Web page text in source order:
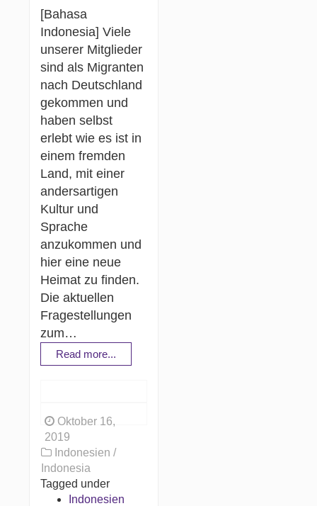
[Bahasa
Indonesia] Viele
unserer Mitglieder
sind als Migranten
nach Deutschland
gekommen und
haben selbst
erlebt wie es ist in
einem fremden
Land, mit einer
andersartigen
Kultur und
Sprache
anzukommen und
hier eine neue
Heimat zu finden.
Die aktuellen
Fragestellungen
zum…
Read more...
Oktober 16,
2019
Indonesien /
Indonesia
Tagged under
Indonesien